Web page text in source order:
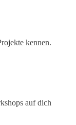
kennen.
auf dich